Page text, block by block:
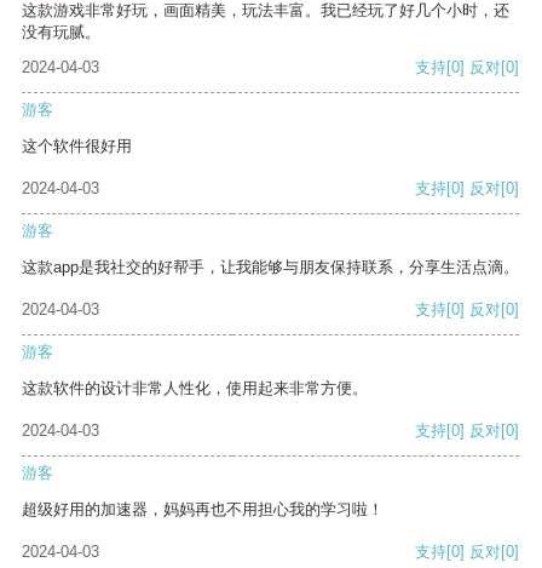
这款游戏非常好玩，画面精美，玩法丰富。我已经玩了好几个小时，还
没有玩腻。
2024-04-03
支持[0] 反对[0]
游客
这个软件很好用
2024-04-03 支持[0] 反对[0]
游客
这款app是我社交的好帮手，让我能够与朋友保持联系，分享生活点滴。
2024-04-03 支持[0] 反对[0]
游客
这款软件的设计非常人性化，使用起来非常方便。
2024-04-03 支持[0] 反对[0]
游客
超级好用的加速器，妈妈再也不用担心我的学习啦！
2024-04-03 支持[0] 反对[0]